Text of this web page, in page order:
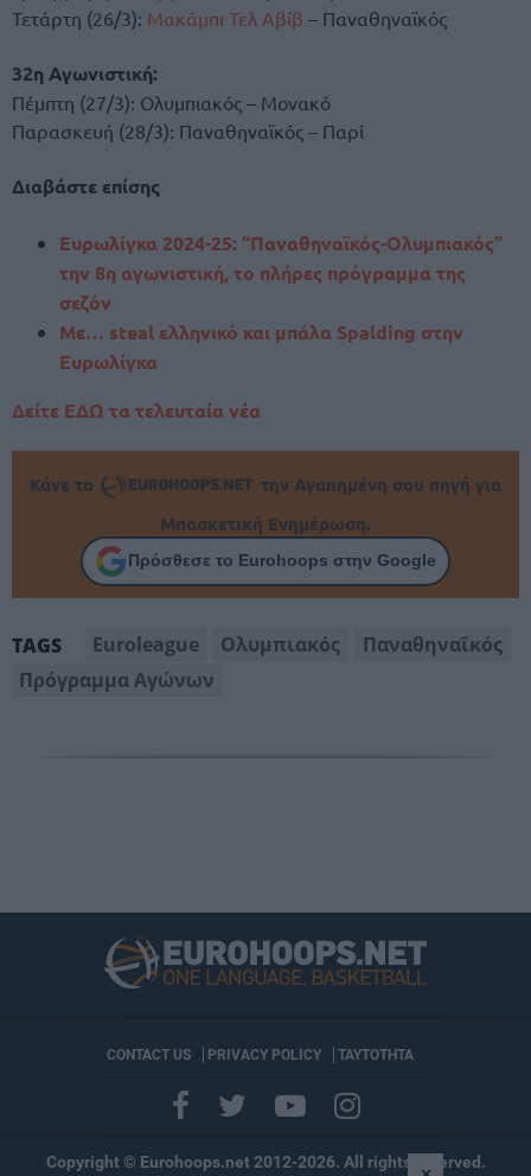
Τετάρτη (26/3): Μακάμπι Τελ Αβίβ – Παναθηναϊκός
32η Αγωνιστική:
Πέμπτη (27/3): Ολυμπιακός – Μονακό
Παρασκευή (28/3): Παναθηναϊκός – Παρί
Διαβάστε επίσης
Ευρωλίγκα 2024-25: “Παναθηναϊκός-Ολυμπιακός”
την 8η αγωνιστική, το πλήρες πρόγραμμα της
σεζόν
Με… steal ελληνικό και μπάλα Spalding στην
Ευρωλίγκα
Δείτε ΕΔΩ τα τελευταία νέα
Κάνε το
την Αγαπημένη σου πηγή για
Μπασκετική Ενημέρωση.
Πρόσθεσε το Eurohoops στην Google
TAGS Euroleague Ολυμπιακός
Παναθηναΐκός
Πρόγραμμα Αγώνων
CONTACT US PRIVACY POLICY ΤΑΥΤΟΤΗΤΑ
Copyright © Eurohoops.net 2012-2026. All rights reserved.